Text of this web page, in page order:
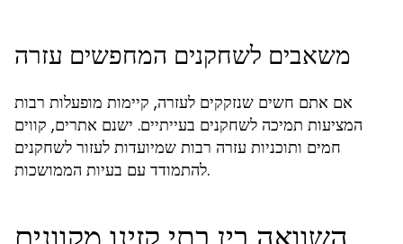
משאבים לשחקנים המחפשים עזרה
אם אתם חשים שנזקקים לעזרה, קיימות מופעלות רבות
המציעות תמיכה לשחקנים בעייתיים. ישנם אתרים, קווים
חמים ותוכניות עזרה רבות שמיועדות לעזור לשחקנים
להתמודד עם בעיות הממושכות.